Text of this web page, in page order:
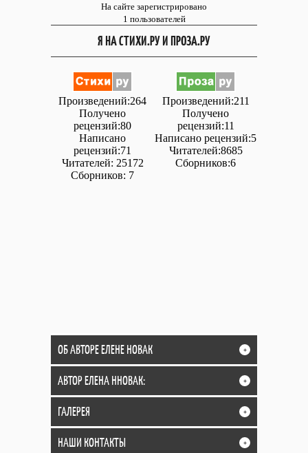
На сайте зарегистрировано
1 пользователей
Я НА СТИХИ.РУ И ПРОЗА.РУ
Произведений:264
Получено
рецензий:80
Написано
рецензий:71
Читателей: 25172
Сборников: 7
Произведений:211
Получено
рецензий:11
Написано рецензий:5
Читателей:8685
Сборников:6
ОБ АВТОРЕ ЕЛЕНЕ НОВАК +
АВТОР ЕЛЕНА ННОВАК: +
ГАЛЕРЕЯ +
НАШИ КОНТАКТЫ +